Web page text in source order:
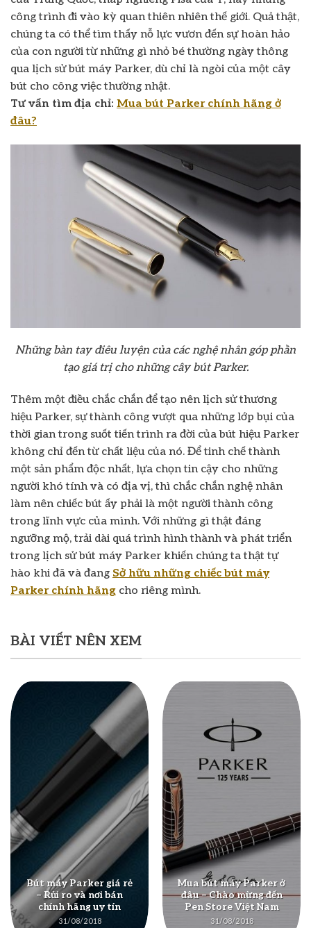
công trình đi vào kỳ quan thiên nhiên thế giới. Quả thật,
chúng ta có thể tìm thấy nỗ lực vươn đến sự hoàn hảo
của con người từ những gì nhỏ bé thường ngày thông
qua lịch sử bút máy Parker, dù chỉ là ngòi của một cây
bút cho công việc thường nhật.
Tư vấn tìm địa chỉ: Mua bút Parker chính hãng ở
đâu?
Những bàn tay điêu luyện của các nghệ nhân góp phần
tạo giá trị cho những cây bút Parker.
Thêm một điều chắc chắn để tạo nên lịch sử thương
hiệu Parker, sự thành công vượt qua những lớp bụi của
thời gian trong suốt tiến trình ra đời của bút hiệu Parker
không chỉ đến từ chất liệu của nó. Để tinh chế thành
một sản phẩm độc nhất, lựa chọn tin cậy cho những
người khó tính và có địa vị, thì chắc chắn nghệ nhân
làm nên chiếc bút ấy phải là một người thành công
trong lĩnh vực của mình. Với những gì thật đáng
ngưỡng mộ, trải dài quá trình hình thành và phát triển
trong lịch sử bút máy Parker khiến chúng ta thật tự
hào khi đã và đang Sở hữu những chiếc bút máy
Parker chính hãng cho riêng mình.
BÀI VIẾT NÊN XEM
Bút máy Parker giá rẻ
– Rủi ro và nơi bán
chính hãng uy tín
31/08/2018
Mua bút máy Parker ở
đâu – Chào mừng đến
Pen Store Việt Nam
31/08/2018